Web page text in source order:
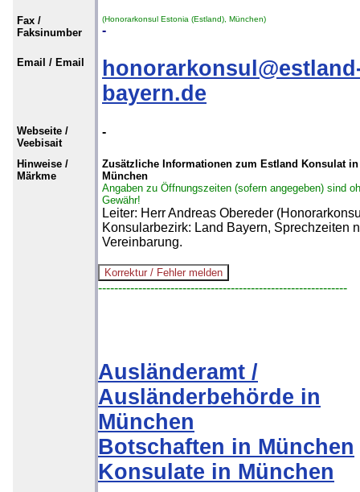
Fax /
Faksinumber
(Honorarkonsul Estonia (Estland), München)
-
Email / Email
bayern.de
Webseite /
Veebisait
-
Hinweise /
Märkme
Zusätzliche Informationen zum Estland Konsulat in
München
Angaben zu Öffnungszeiten (sofern angegeben) sind
Gewähr!
Leiter: Herr Andreas Obereder
Konsularbezirk: Land Bayern, Sprechzeiten
Vereinbarung.
--------------------------------------------------------------
Ausländeramt /
Ausländerbehörde in
München
Botschaften in München
Konsulate in München